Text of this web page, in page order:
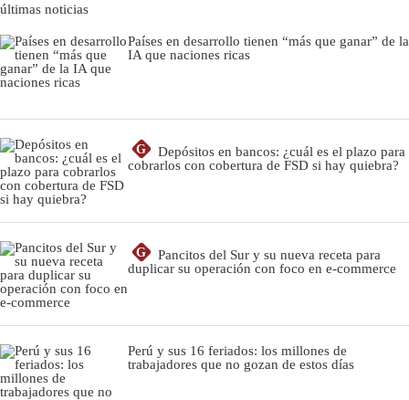
últimas noticias
Países en desarrollo tienen “más que ganar” de la
IA que naciones ricas
G
Depósitos en bancos: ¿cuál es el plazo para
cobrarlos con cobertura de FSD si hay quiebra?
G
Pancitos del Sur y su nueva receta para
duplicar su operación con foco en e-commerce
Perú y sus 16 feriados: los millones de
trabajadores que no gozan de estos días